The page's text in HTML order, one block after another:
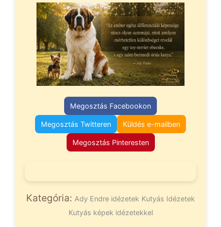
Megosztás Facebookon
Megosztás Twitteren Küldés e-mailben
Megosztás Pinteresten
Kategória: Ady Endre idézetek Kutyás Idézetek
Kutyás képek idézetekkel